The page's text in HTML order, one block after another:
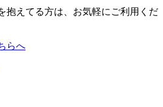
抱えてる方は、お気軽にご利用くだ
らへ